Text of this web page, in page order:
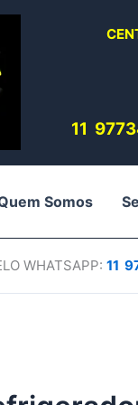
11
Somos
WHATSAPP: 11